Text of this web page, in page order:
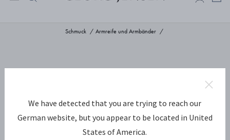
Schmuck Armreife und Armbänder
We have detected that you are trying to reach our
German website, but you appear to be located in United
States of America.